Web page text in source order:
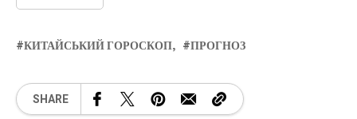
КИТАЙСЬКИЙ ГОРОСКОП ПРОГНОЗ
SHARE